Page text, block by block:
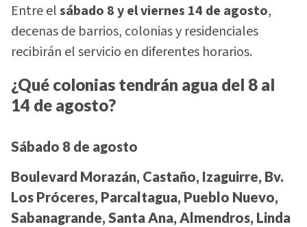
Entre elsábado 8 y el viernes 14 de agosto,
decenas de barrios, colonias y residenciales
recibirán el servicio en diferentes horarios.
¿Qué colonias tendrán agua del 8 al
14 de agosto?
Sábado 8 de agosto
Boulevard Morazán, Castaño, Izaguirre, Bv.
Los Próceres, Parcaltagua, Pueblo Nuevo,
Sabanagrande, Santa Ana, Almendros, Linda